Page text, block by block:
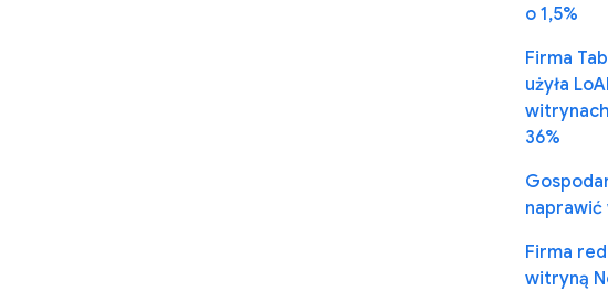
o 1,5%
Firma
użyła
36%
naprawić
Firma
witryną